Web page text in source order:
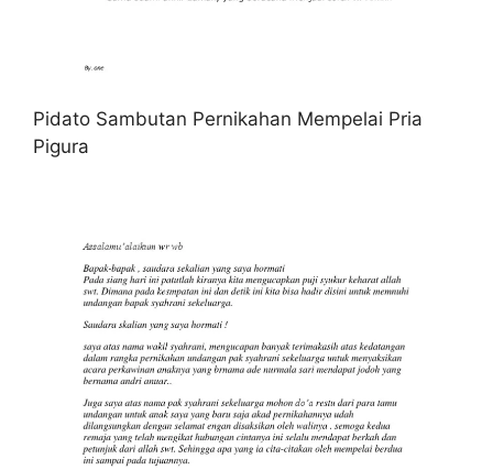
Pidato Sambutan Pernikahan Mempelai Pria
Pigura